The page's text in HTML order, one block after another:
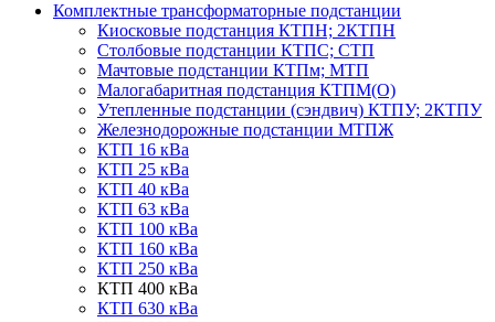
Комплектные трансформаторные подстанции
Киосковые подстанция КТПН; 2КТПН
Столбовые подстанции КТПС; СТП
Мачтовые подстанции КТПм; МТП
Малогабаритная подстанция КТПМ(О)
Утепленные подстанции (сэндвич) КТПУ; 2КТПУ
Железнодорожные подстанции МТПЖ
КТП 16 кВа
КТП 25 кВа
КТП 40 кВа
КТП 63 кВа
КТП 100 кВа
КТП 160 кВа
КТП 250 кВа
КТП 400 кВа
КТП 630 кВа